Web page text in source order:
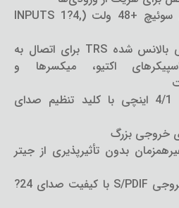
فانتوم پاور قابل سوئیچ +48 ولت (INPUTS 1?4,
10 جک خروجی بالانس شده TRS برای اتصال به
اسپیکرهای اکتیو، میکسرها و
2 جک هدفون 4/1 اینچی با کلید تنظیم صدای
خروجی بزرگ
بدون تأثیرپذیری از جیتر
2 ورودی و 2 خروجی S/PDIF با کیفیت صدای 24?